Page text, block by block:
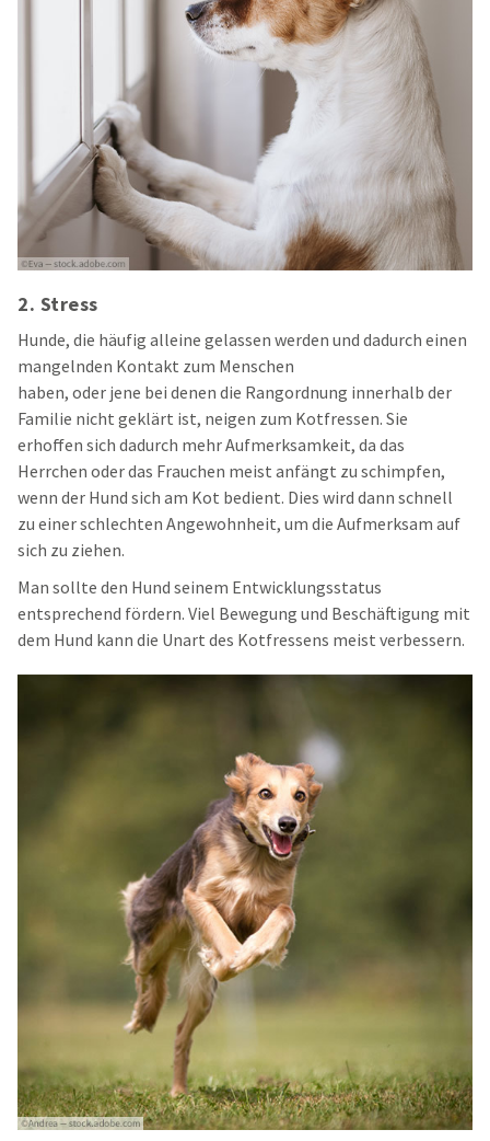
2. Stress
Hunde, die häufig alleine gelassen werden und dadurch einen
mangelnden Kontakt zum Menschen
haben, oder jene bei denen die Rangordnung innerhalb der
Familie nicht geklärt ist, neigen zum Kotfressen. Sie
erhoffen sich dadurch mehr Aufmerksamkeit, da das
Herrchen oder das Frauchen meist anfängt zu schimpfen,
wenn der Hund sich am Kot bedient. Dies wird dann schnell
zu einer schlechten Angewohnheit, um die Aufmerksam auf
sich zu ziehen.
Man sollte den Hund seinem Entwicklungsstatus
entsprechend fördern. Viel Bewegung und Beschäftigung mit
dem Hund kann die Unart des Kotfressens meist verbessern.